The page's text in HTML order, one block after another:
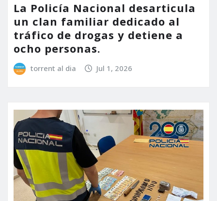
La Policía Nacional desarticula
un clan familiar dedicado al
tráfico de drogas y detiene a
ocho personas.
torrent al dia Jul 1, 2026